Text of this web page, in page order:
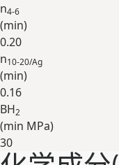
n4-6
(min)
0.20
n10-20/Ag
(min)
0.16
BH2
(min MPa)
30
展开